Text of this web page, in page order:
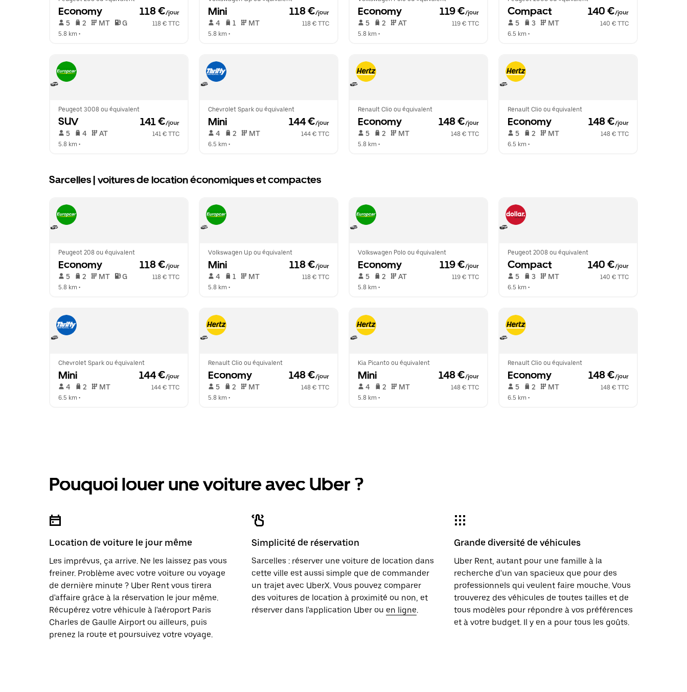
Economy 118 €/jour
5 2 MT G
118 € TTC
5.8 km •
Mini 118 €/jour
4 1 MT
118 € TTC
5.8 km •
Economy 119 €/jour
5 2 AT
119 € TTC
5.8 km •
Compact 140 €/jour
5 3 MT
140 € TTC
6.5 km •
Peugeot 3008 ou équivalent
SUV 141 €/jour
5 4 AT
141 € TTC
5.8 km •
Chevrolet Spark ou équivalent
Mini 144 €/jour
4 2 MT
144 € TTC
6.5 km •
Renault Clio ou équivalent
Economy 148 €/jour
5 2 MT
148 € TTC
5.8 km •
Renault Clio ou équivalent
Economy 148 €/jour
5 2 MT
148 € TTC
6.5 km •
Sarcelles | voitures de location économiques et compactes
Peugeot 208 ou équivalent
Economy 118 €/jour
5 2 MT G
118 € TTC
5.8 km •
Volkswagen Up ou équivalent
Mini 118 €/jour
4 1 MT
118 € TTC
5.8 km •
Volkswagen Polo ou équivalent
Economy 119 €/jour
5 2 AT
119 € TTC
5.8 km •
Peugeot 2008 ou équivalent
Compact 140 €/jour
5 3 MT
140 € TTC
6.5 km •
Chevrolet Spark ou équivalent
Mini 144 €/jour
4 2 MT
144 € TTC
6.5 km •
Renault Clio ou équivalent
Economy 148 €/jour
5 2 MT
148 € TTC
5.8 km •
Kia Picanto ou équivalent
Mini 148 €/jour
4 2 MT
148 € TTC
5.8 km •
Renault Clio ou équivalent
Economy 148 €/jour
5 2 MT
148 € TTC
6.5 km •
Pouquoi louer une voiture avec Uber ?
Location de voiture le jour même
Les imprévus, ça arrive. Ne les laissez pas vous
freiner. Problème avec votre voiture ou voyage
de dernière minute ? Uber Rent vous tirera
d'affaire grâce à la réservation le jour même.
Récupérez votre véhicule à l'aéroport Paris
Charles de Gaulle Airport ou ailleurs, puis
prenez la route et poursuivez votre voyage.
Simplicité de réservation
Sarcelles : réserver une voiture de location dans
cette ville est aussi simple que de commander
un trajet avec UberX. Vous pouvez comparer
des voitures de location à proximité ou non, et
réserver dans l'application Uber ou en ligne.
Grande diversité de véhicules
Uber Rent, autant pour une famille à la
recherche d'un van spacieux que pour des
professionnels qui veulent faire mouche. Vous
trouverez des véhicules de toutes tailles et de
tous modèles pour répondre à vos préférences
et à votre budget. Il y en a pour tous les goûts.